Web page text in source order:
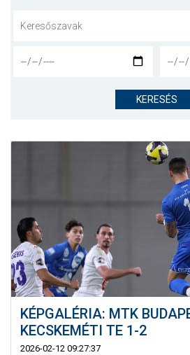
NYITÓLAP
CSAPATOK
KLUB
GALÉRIA
SZURKOLÓI
KERESÉS
KÉPGALÉRIA: MTK
KECSKEMÉTI TE 1-2
2026-02-12 09:27:37